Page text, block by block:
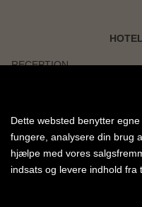
RECEPTION
WIFI
SWIMMINGPOOL
BØRNEPOOL
ANTAL POOLS
Dette websted benytter
fungere, analysere din brug
hjælpe med vores
indsats og levere indhold